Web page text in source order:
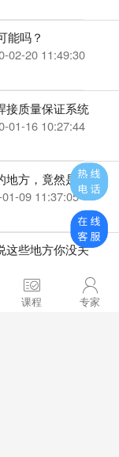
能吗？
02-20 11:49:30
接质量保证系统
01-16 10:27:44
地方，竟然是……
09 11:37:05
这些地方你没关
12-26 13:33:59
课程 专家